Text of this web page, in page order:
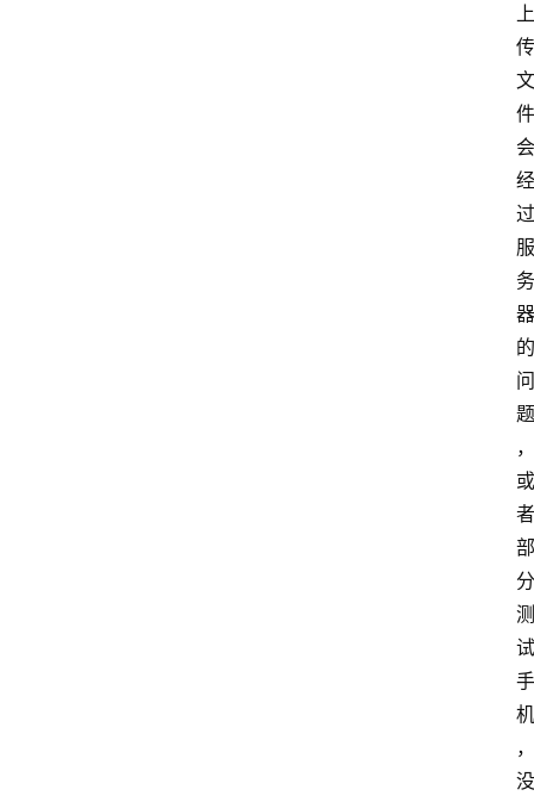
上
传
文
件
会
经
过
服
务
器
的
问
题
，
或
者
部
分
测
试
手
机
，
没